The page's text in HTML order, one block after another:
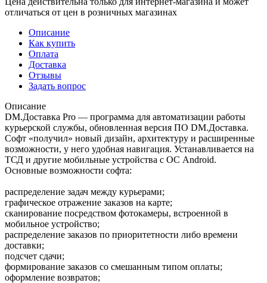
отличаться от цен в розничных магазинах
Описание
Как купить
Оплата
Доставка
Отзывы
Задать вопрос
Описание
DM.Доставка Pro — программа для автоматизации работы
курьерской службы, обновленная версия ПО DM.Доставка.
Софт «получил» новый дизайн, архитектуру и расширенные
возможности, у него удобная навигация. Устанавливается на
ТСД и другие мобильные устройства с ОС Android.
Основные возможности софта:
распределение задач между курьерами;
графическое отражение заказов на карте;
сканирование посредством фотокамеры, встроенной в
мобильное устройство;
распределение заказов по приоритетности либо времени
доставки;
подсчет сдачи;
формирование заказов со смешанным типом оплаты;
оформление возвратов;